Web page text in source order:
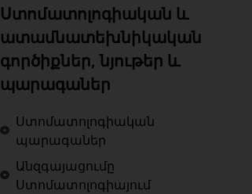
Ստոմատոլոգիական և
ատամնատեխնիկական
գործիքներ, նյութեր և
պարագաներ
Ստոմատոլոգիական
պարագաներ
Անզգայացումը
Ստոմատոլոգիայում